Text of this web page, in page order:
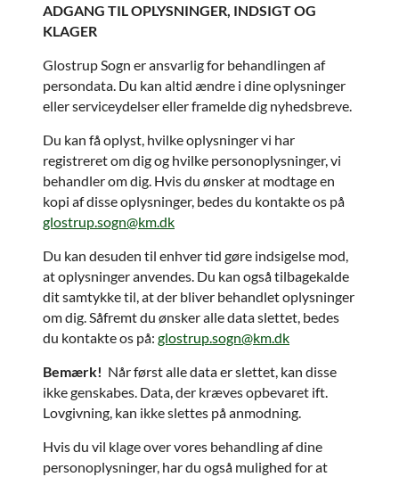
ADGANG TIL OPLYSNINGER, INDSIGT OG
KLAGER
Glostrup Sogn er ansvarlig for behandlingen af
persondata. Du kan altid ændre i dine oplysninger
eller serviceydelser eller framelde dig nyhedsbreve.
Du kan få oplyst, hvilke oplysninger vi har
registreret om dig og hvilke personoplysninger, vi
behandler om dig. Hvis du ønsker at modtage en
kopi af disse oplysninger, bedes du kontakte os på
glostrup.sogn@km.dk
Du kan desuden til enhver tid gøre indsigelse mod,
at oplysninger anvendes. Du kan også tilbagekalde
dit samtykke til, at der bliver behandlet oplysninger
om dig. Såfremt du ønsker alle data slettet, bedes
du kontakte os på: glostrup.sogn@km.dk
Bemærk! Når først alle data er slettet, kan disse
ikke genskabes. Data, der kræves opbevaret ift.
Lovgivning, kan ikke slettes på anmodning.
Hvis du vil klage over vores behandling af dine
personoplysninger, har du også mulighed for at